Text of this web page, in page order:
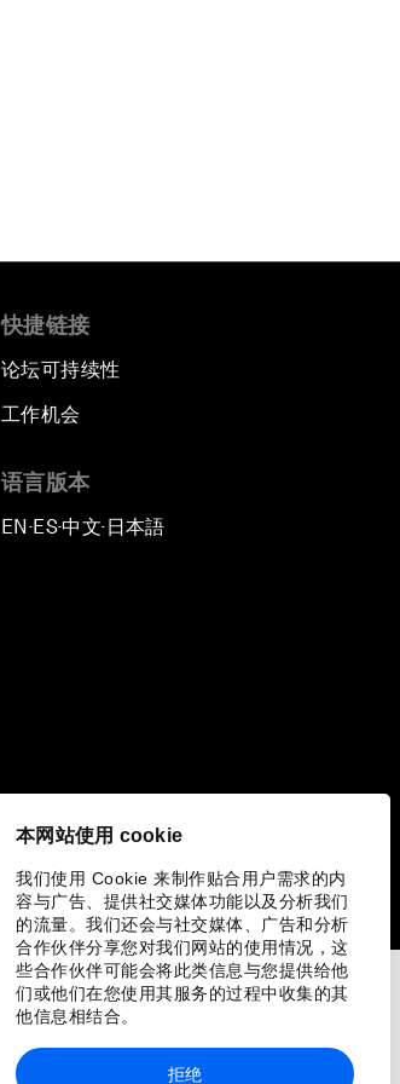
本网站使用 cookie
我们使用 Cookie 来制作贴合用户需求的内
容与广告、提供社交媒体功能以及分析我们
的流量。我们还会与社交媒体、广告和分析
合作伙伴分享您对我们网站的使用情况，这
些合作伙伴可能会将此类信息与您提供给他
们或他们在您使用其服务的过程中收集的其
他信息相结合。
拒绝
快捷链接
论坛可持续性
工作机会
语言版本
EN ▪ES▪中文▪ 日本語